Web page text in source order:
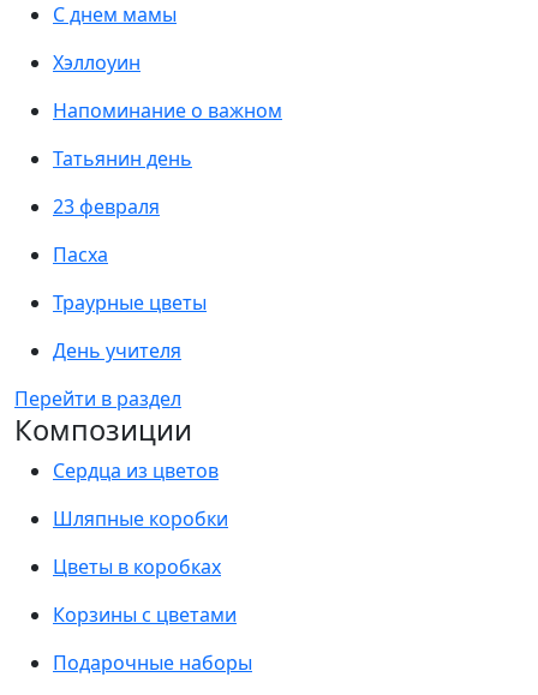
С днем мамы
Хэллоуин
Напоминание о важном
Татьянин день
23 февраля
Пасха
Траурные цветы
День учителя
Перейти в раздел
Композиции
Сердца из цветов
Шляпные коробки
Цветы в коробках
Корзины с цветами
Подарочные наборы